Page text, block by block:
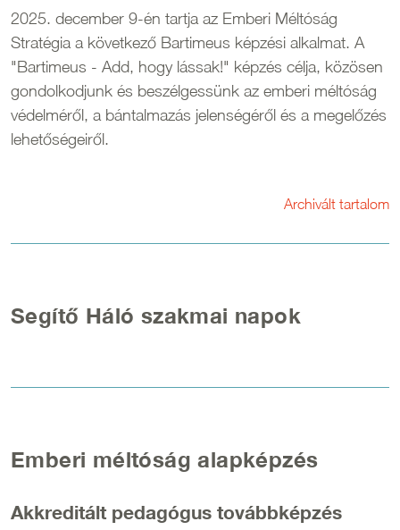
2025. december 9-én tartja az Emberi Méltóság
Stratégia a következő Bartimeus képzési alkalmat. A
"Bartimeus - Add, hogy lássak!" képzés célja, közösen
gondolkodjunk és beszélgessünk az emberi méltóság
védelméről, a bántalmazás jelenségéről és a megelőzés
lehetőségeiről.
Archivált tartalom
Segítő Háló szakmai napok
Emberi méltóság alapképzés
Akkreditált pedagógus továbbképzés